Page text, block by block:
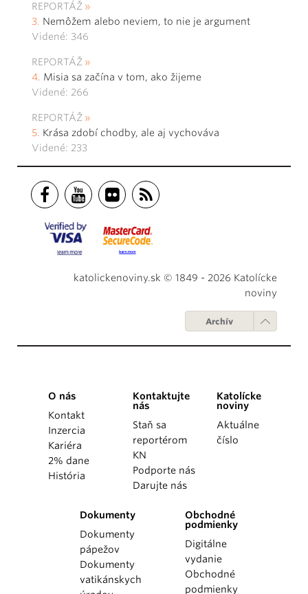
REPORTÁŽ
Nemôžem alebo neviem, to nie je argument
Videné: 346
REPORTÁŽ
Misia sa začína v tom, ako žijeme
Videné: 266
REPORTÁŽ
Krása zdobí chodby, ale aj vychováva
Videné: 233
katolickenoviny.sk © 1849 - 2026 Katolícke
noviny
Archív
O nás
Kontakt
Inzercia
Kariéra
2% dane
História
Kontaktujte
nás
Staň sa
reportérom
KN
Podporte nás
Darujte nás
Katolícke
noviny
Aktuálne
číslo
Dokumenty
Dokumenty
pápežov
Dokumenty
vatikánskych
Obchodné
podmienky
Digitálne
vydanie
Obchodné
podmienky